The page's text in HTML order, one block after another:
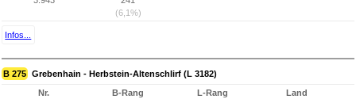
(6,1%)
Infos...
B 275 Grebenhain - Herbstein-Altenschlirf (L 3182)
Nr.
B-Rang
L-Rang
Land